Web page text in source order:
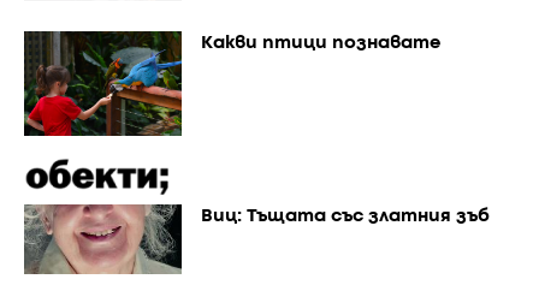
Какви птици познавате
Виц: Тъщата със златния зъб